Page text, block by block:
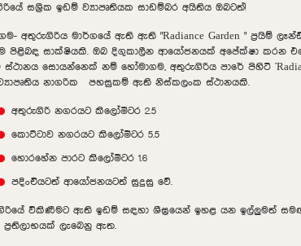
සශ්‍රීක ඉඩම් ව්‍යාපෘතියක සාඩම්බර අයිතිය ඔබටත්!
අතුරුගිරිය මාර්ගයේ ඇති ඇති "Radiance Garden " ප්‍රයිම්
පිළිබඳ සාක්ෂියකි. ඔබ දිගුකාලීන ආයෝජනයක් අපේක්ෂා කරන
ස්ථානය සොයන්නෙක් නම් හෝමාගම, අතුරුගිරිය පාරේ පිහිටි '
නාගරික පහසුකම් ඇති නිස්කලංක ස්ථානයකි.
අතුරුගිරි නගරයට කිලෝමීටර 2.5
කොට්ටාව නගරයට කිලෝමීටර 5.5
හොරහේන පාරට කිලෝමීටර 1.6
පදිංචියටත් ආයෝජනයටත් සුදුසු වේ.
විකිණීමට ඇති ඉඩම් සඳහා ශීඝ්‍රයෙන් ඉහළ යන ඉල්ලුමත්
ලැබෙනු ඇත.